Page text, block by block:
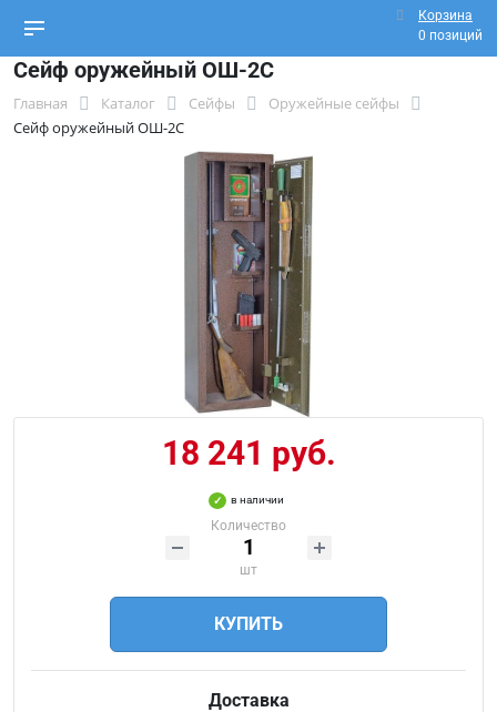
Корзина
0 позиций
Сейф оружейный ОШ-2С
Главная Каталог Сейфы
Оружейные сейфы
Сейф оружейный ОШ-2С
18 241 руб.
в наличии
Количество
шт
КУПИТЬ
Доставка